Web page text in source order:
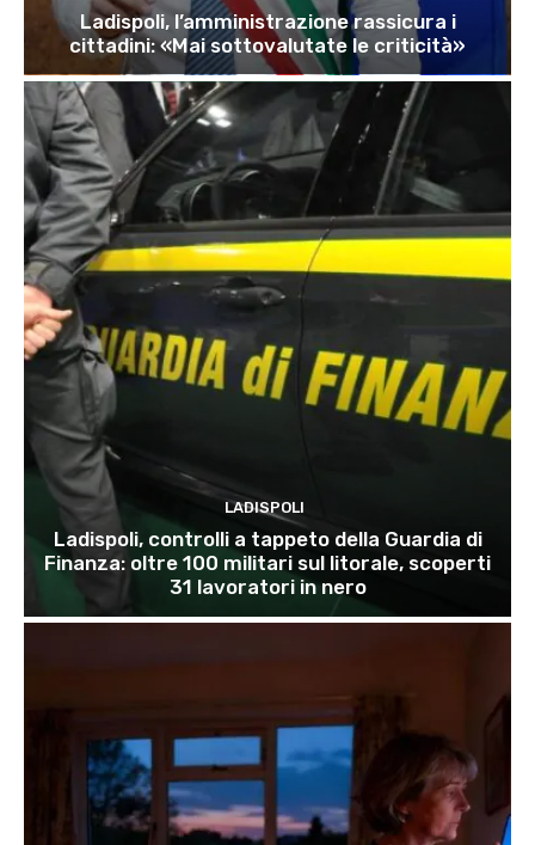
Ladispoli, l’amministrazione rassicura i
cittadini: «Mai sottovalutate le criticità»
LADISPOLI
Ladispoli, controlli a tappeto della Guardia di
Finanza: oltre 100 militari sul litorale, scoperti
31 lavoratori in nero